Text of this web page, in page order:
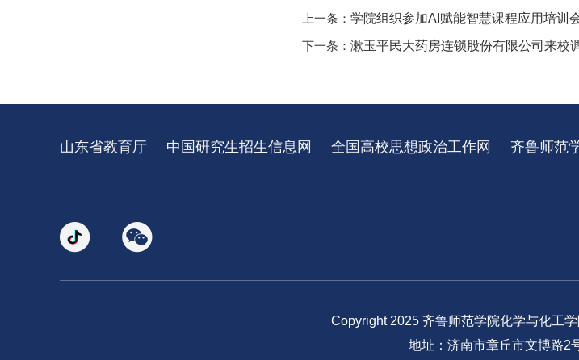
上一条： 学院组织参加AI赋能智慧课程应用培训
下一条： 漱玉平民大药房连锁股份有限公司来校
山东省教育厅 中国研究生招生信息网 全国高校思想政治工作网 齐鲁师范
Copyright 2025 齐鲁师范学院化学与化工
地址：济南市章丘市文博路2